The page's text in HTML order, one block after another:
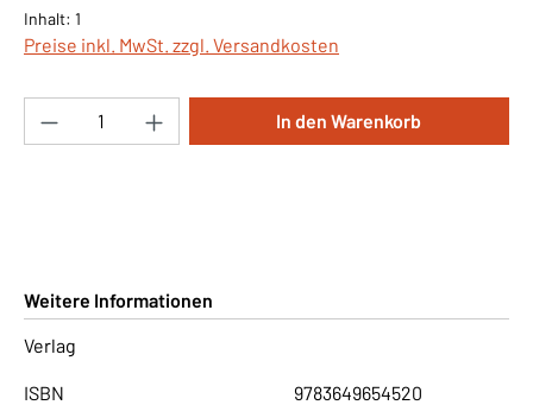
Inhalt: 1
Preise inkl. MwSt. zzgl. Versandkosten
Produkt Anzahl: Gib den gewünschten
In den Warenkorb
Weitere Informationen
Verlag
ISBN 9783649654520